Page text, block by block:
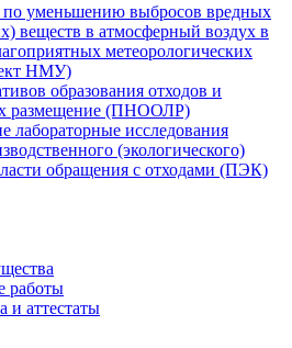
уменьшению выбросов вредных
веществ в атмосферный воздух в
метеорологических
НМУ)
образования отходов и
размещение (ПНООЛР)
лабораторные исследования
(экологического)
обращения с отходами (ПЭК)
работы
и аттестаты